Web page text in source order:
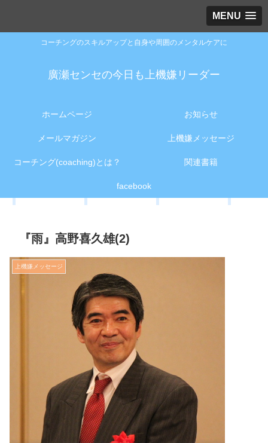
MENU
コーチングのスキルアップと自身や周囲のメンタルケアに
廣瀬センセの今日も上機嫌リーダー
ホームページ お知らせ
メールマガジン 上機嫌メッセージ
コーチング(coaching)とは？ 関連書籍
facebook
『雨』高野喜久雄(2)
上機嫌メッセージ